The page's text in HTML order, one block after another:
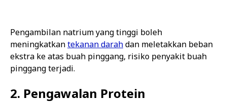
Pengambilan natrium yang tinggi boleh
meningkatkantekanan darahdan meletakkan beban
ekstra ke atas buah pinggang, risiko penyakit buah
pinggang terjadi.
2. Pengawalan Protein